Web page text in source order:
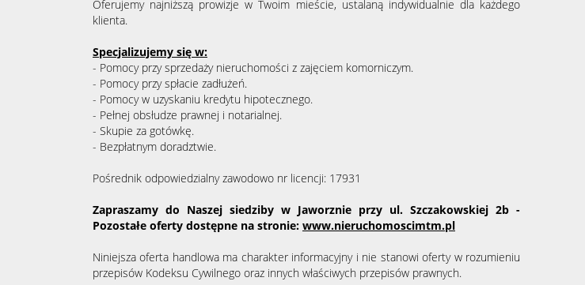
Oferujemy najniższą prowizje w Twoim mieście, ustalaną indywidualnie dla każdego
klienta.
Specjalizujemy się w:
- Pomocy przy sprzedaży nieruchomości z zajęciem komorniczym.
- Pomocy przy spłacie zadłużeń.
- Pomocy w uzyskaniu kredytu hipotecznego.
- Pełnej obsłudze prawnej i notarialnej.
- Skupie za gotówkę.
- Bezpłatnym doradztwie.
Pośrednik odpowiedzialny zawodowo nr licencji: 17931
Zapraszamy do Naszej siedziby w Jaworznie przy ul. Szczakowskiej 2b -
Pozostałe oferty dostępne na stronie: www.nieruchomoscimtm.pl
Niniejsza oferta handlowa ma charakter informacyjny i nie stanowi oferty w rozumieniu
przepisów Kodeksu Cywilnego oraz innych właściwych przepisów prawnych.